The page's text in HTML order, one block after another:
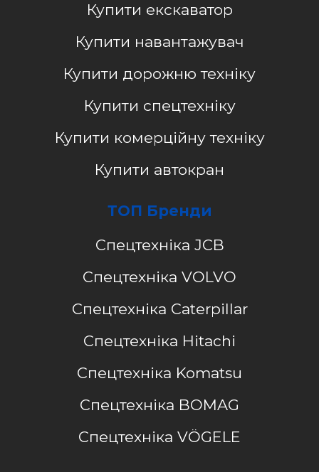
Купити екскаватор
Купити навантажувач
Купити дорожню техніку
Купити спецтехніку
Купити комерційну техніку
Купити автокран
ТОП Бренди
Спецтехніка JCB
Спецтехніка VOLVO
Спецтехніка Caterpillar
Спецтехніка Hitachi
Спецтехніка Komatsu
Спецтехніка BOMAG
Спецтехніка VÖGELE